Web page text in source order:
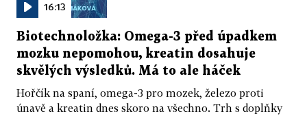
16:13
Biotechnoložka: Omega-3 před úpadkem
mozku nepomohou, kreatin dosahuje
skvělých výsledků. Má to ale háček
Hořčík na spaní, omega-3 pro mozek, železo proti
únavě a kreatin dnes skoro na všechno. Trh s doplňky